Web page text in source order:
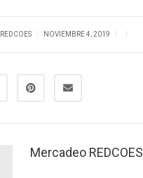
NOVIEMBRE 4, 2019
Mercadeo REDCOES